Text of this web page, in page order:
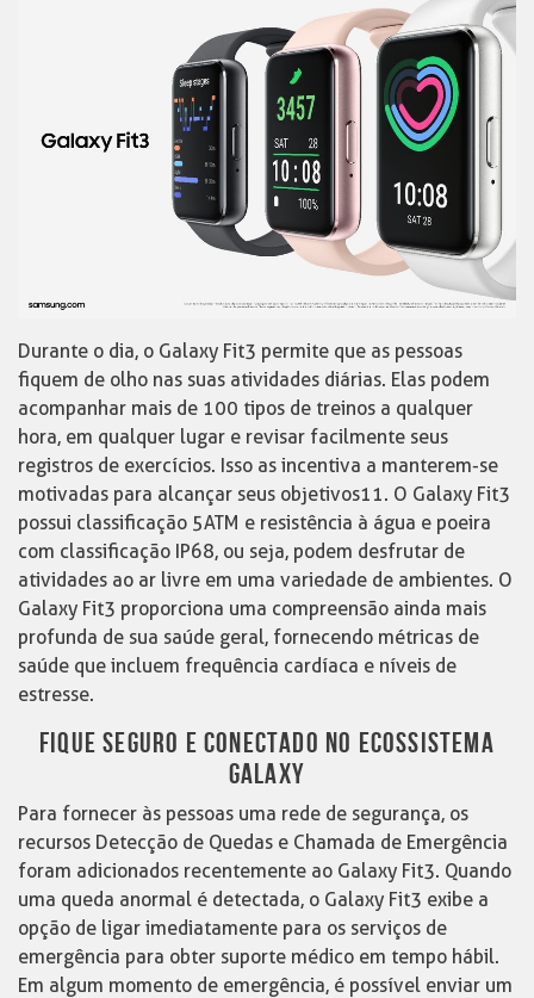
Durante o dia, o Galaxy Fit3 permite que as pessoas
fiquem de olho nas suas atividades diárias. Elas podem
acompanhar mais de 100 tipos de treinos a qualquer
hora, em qualquer lugar e revisar facilmente seus
registros de exercícios. Isso as incentiva a manterem-se
motivadas para alcançar seus objetivos11. O Galaxy Fit3
possui classificação 5ATM e resistência à água e poeira
com classificação IP68, ou seja, podem desfrutar de
atividades ao ar livre em uma variedade de ambientes. O
Galaxy Fit3 proporciona uma compreensão ainda mais
profunda de sua saúde geral, fornecendo métricas de
saúde que incluem frequência cardíaca e níveis de
estresse.
FIQUE SEGURO E CONECTADO NO ECOSSISTEMA
GALAXY
Para fornecer às pessoas uma rede de segurança, os
recursos Detecção de Quedas e Chamada de Emergência
foram adicionados recentemente ao Galaxy Fit3. Quando
uma queda anormal é detectada, o Galaxy Fit3 exibe a
opção de ligar imediatamente para os serviços de
emergência para obter suporte médico em tempo hábil.
Em algum momento de emergência, é possível enviar um